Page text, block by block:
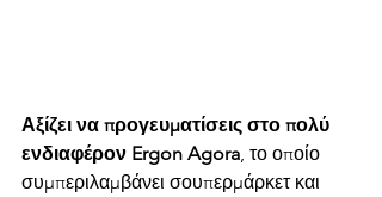
Αξίζει να προγευματίσεις στο πολύ
ενδιαφέρον Ergon Agora , το οποίο
συμπεριλαμβάνει σουπερμάρκετ και